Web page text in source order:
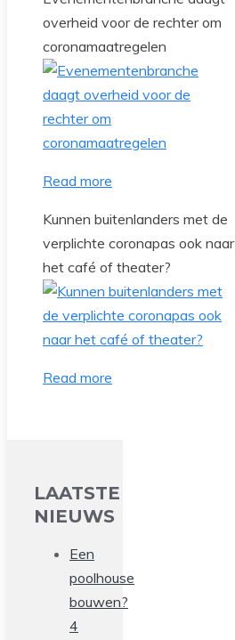
overheid voor de rechter om
coronamaatregelen
Read more
Kunnen buitenlanders met de
verplichte coronapas ook naar
het café of theater?
Read more
LAATSTE
NIEUWS
Een
poolhouse
bouwen?
4